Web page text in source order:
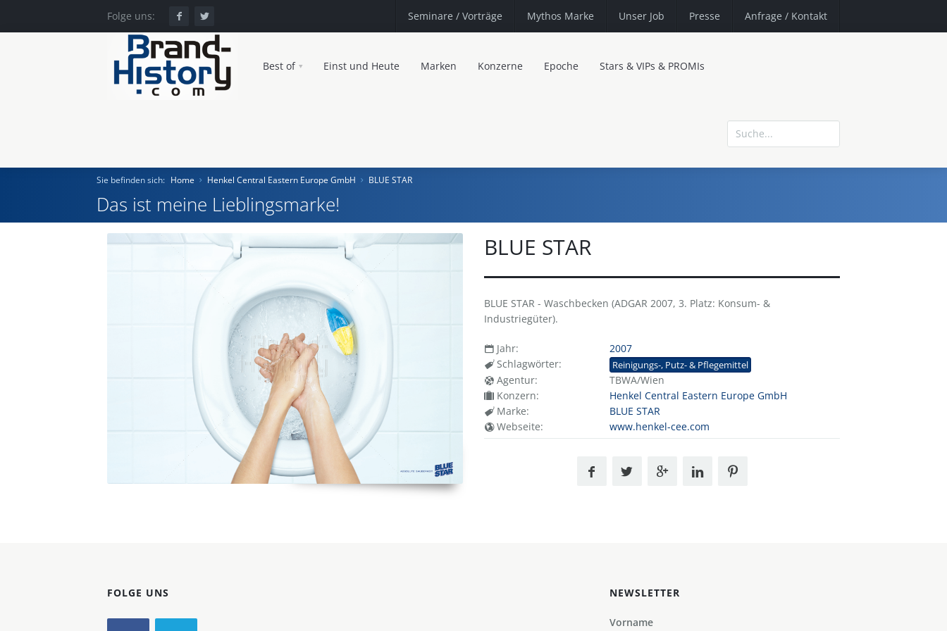
Folge uns: Seminare / Vorträge Mythos Marke Unser Job Presse Anfrage / Kontakt
Best of Einst und Heute Marken Konzerne Epoche Stars & VIPs & PROMIs
Home
Sie befinden sich: Home Henkel Central Eastern Europe GmbH BLUE STAR
Das ist meine Lieblingsmarke!
BLUE STAR
BLUE STAR - Waschbecken (ADGAR 2007, 3. Platz: Konsum- &
Industriegüter).
Jahr:
2007
Schlagwörter:
Reinigungs-, Putz- & Pflegemittel
Agentur:
TBWA/Wien
Konzern:
Henkel Central Eastern Europe GmbH
Marke:
BLUE STAR
Webseite:
www.henkel-cee.com
FOLGE UNS NEWSLETTER
Vorname